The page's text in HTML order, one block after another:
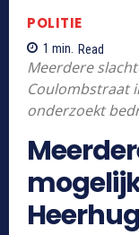
POLITIE
1 min. Read
Meerdere
Coulombstraat
onderzoekt